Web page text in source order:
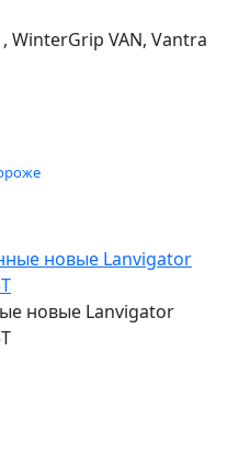
WinterGrip VAN, Vantra
новые Lanvigator